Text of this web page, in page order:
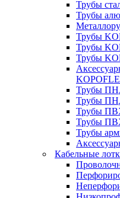
Трубы
Трубы
Трубы
Трубы
Трубы
Трубы
Трубы
Трубы
Трубы
Трубы
Кабельные